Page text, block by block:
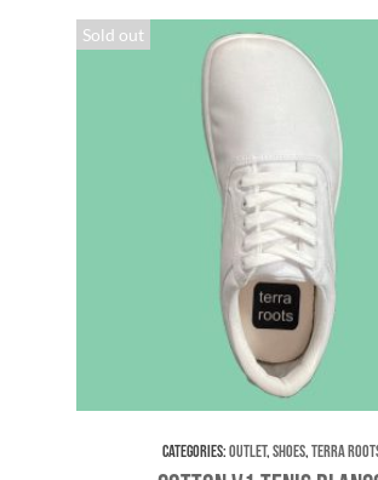
Sold out
Categories:Outlet,Shoes,Terra